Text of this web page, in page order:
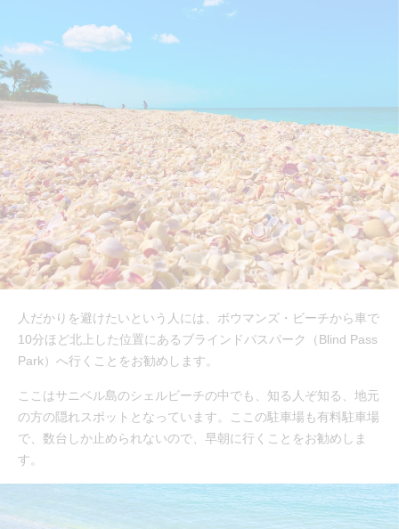
人だかりを避けたいという人には、ボウマンズ・ビーチから車で
10分ほど北上した位置にあるブラインドパスパーク（Blind Pass
Park）へ行くことをお勧めします。
ここはサニベル島のシェルビーチの中でも、知る人ぞ知る、地元
の方の隠れスポットとなっています。ここの駐車場も有料駐車場
で、数台しか止められないので、早朝に行くことをお勧めしま
す。